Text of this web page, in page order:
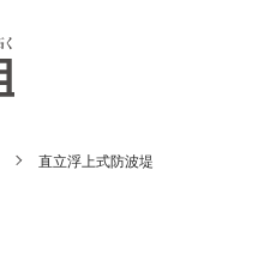
直立浮上式防波堤